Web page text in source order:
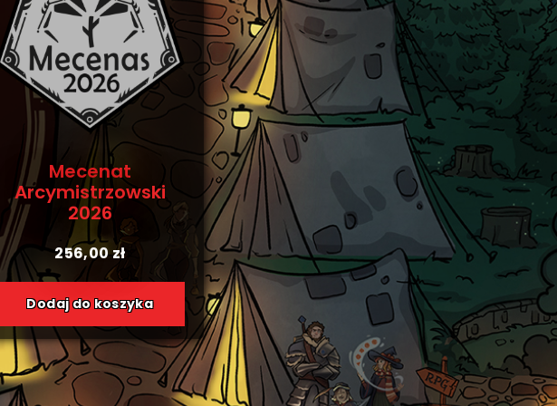
Mecenat
Arcymistrzowski
2026
256,00zł
Dodaj do koszyka